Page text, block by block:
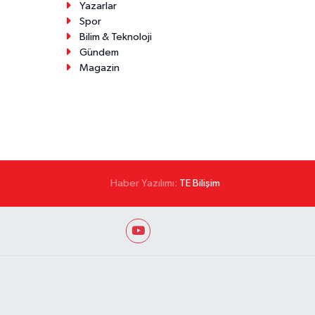
Yazarlar
Spor
Bilim & Teknoloji
Gündem
Magazin
Haber Yazılımı: TE Bilişim